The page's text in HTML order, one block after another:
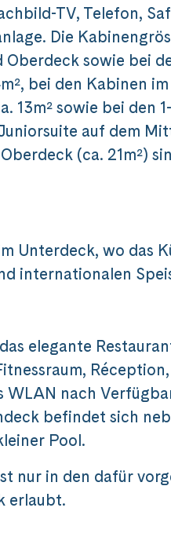
TV, Telefon,
Die
sowie bei
bei den Kabinen
13m² sowie bei den
auf dem
(ca. 21m²)
Unterdeck, wo das
internationalen
elegante
Réception,
WLAN nach
befindet sich
Pool.
nur in den dafür
erlaubt.